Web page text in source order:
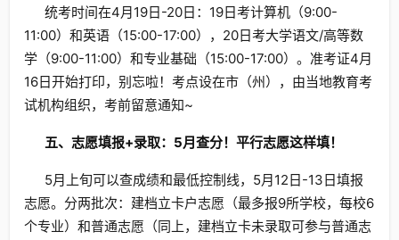
统考时间在4月19日-20日：19日考计算机（9:00-
11:00）和英语（15:00-17:00），20日考大学语文/高等数
学（9:00-11:00）和专业基础（15:00-17:00）。准考证4月
16日开始打印，别忘啦！考点设在市（州），由当地教育考
试机构组织，考前留意通知~
五、志愿填报+录取：5月查分！平行志愿这样填！
5月上旬可以查成绩和最低控制线，5月12日-13日填报
志愿。分两批次：建档立卡户志愿（最多报9所学校，每校6
个专业）和普通志愿（同上，建档立卡未录取可参与普通志